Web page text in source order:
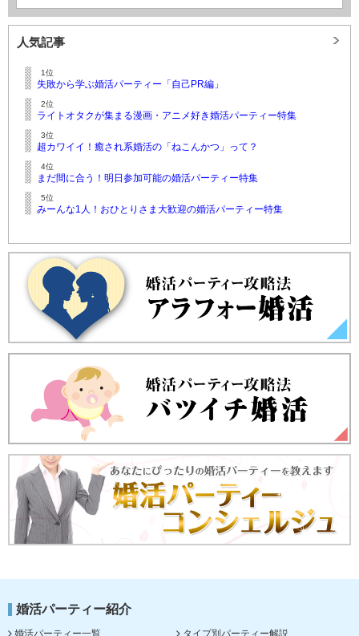
人気記事
1位
失敗から学ぶ婚活パーティー「自己PR編」
2位
ライトオタクが集まる漫画・アニメ好き婚活パーティー特集
3位
超カワイイ！癒され系婚活の「ねこんかつ」って？
4位
まだ間に合う！明日参加可能の婚活パーティー特集
5位
みーんな1人！おひとりさま大歓迎の婚活パーティー特集
婚活パーティー紹介